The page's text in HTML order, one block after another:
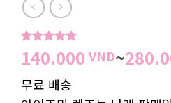
5개 고객
평가를 기
만점에
1
점
으로 평가
140.000 VND~
무료 배송